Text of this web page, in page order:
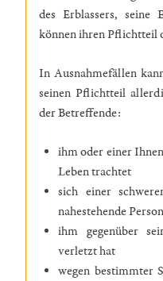
des Erblassers, seine
können ihren Pflichtteil
In Ausnahmefällen
seinen Pflichtteil
der Betreffende:
ihm oder einer
Leben trachtet
sich einer
nahestehende
ihm gegenüber
verletzt hat
wegen bestimmter